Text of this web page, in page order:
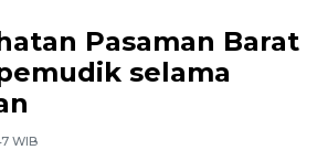
Pasaman Barat
selama
WIB